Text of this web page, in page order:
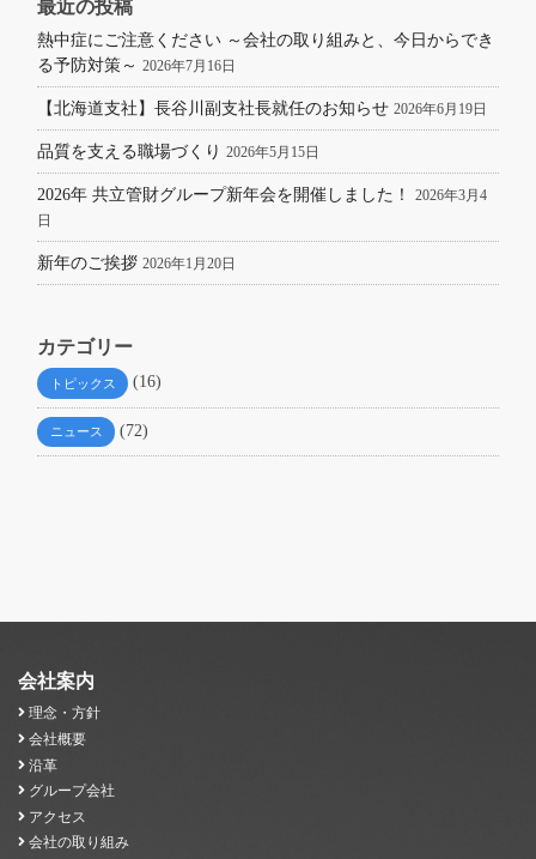
最近の投稿
熱中症にご注意ください ～会社の取り組みと、今日からでき
る予防対策～ 2026年7月16日
【北海道支社】長谷川副支社長就任のお知らせ 2026年6月19日
品質を支える職場づくり 2026年5月15日
2026年 共立管財グループ新年会を開催しました！
2026年3月4
日
新年のご挨拶 2026年1月20日
カテゴリー
トピックス (16)
ニュース (72)
会社案内
理念・方針
会社概要
沿革
グループ会社
アクセス
会社の取り組み